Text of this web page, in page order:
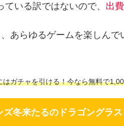
いる訳ではないので、 出
あらゆるゲームを楽しんで
はガチャを引ける！今なら無料で
冬来たるのドラゴングラ